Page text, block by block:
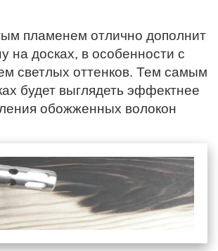
пламенем отлично дополнит
на досках, в особенности с
светлых оттенков. Тем самым
будет выглядеть эффектнее
обожженных волокон